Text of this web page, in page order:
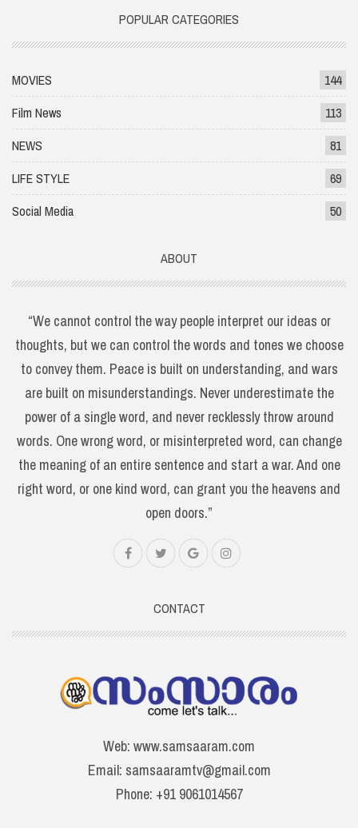
POPULAR CATEGORIES
MOVIES
144
Film News
113
NEWS
81
LIFE STYLE
69
Social Media
50
ABOUT
“We cannot control the way people interpret our ideas or
thoughts, but we can control the words and tones we choose
to convey them. Peace is built on understanding, and wars
are built on misunderstandings. Never underestimate the
power of a single word, and never recklessly throw around
words. One wrong word, or misinterpreted word, can change
the meaning of an entire sentence and start a war. And one
right word, or one kind word, can grant you the heavens and
open doors.”
CONTACT
Web: www.samsaaram.com
Email: samsaaramtv@gmail.com
Phone: +91 9061014567